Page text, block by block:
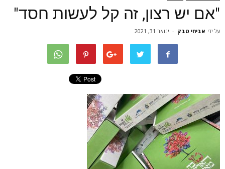
"אם יש רצון, זה קל לעשות חסד"
על ידי אביחי טבק - ינואר 31, 2021